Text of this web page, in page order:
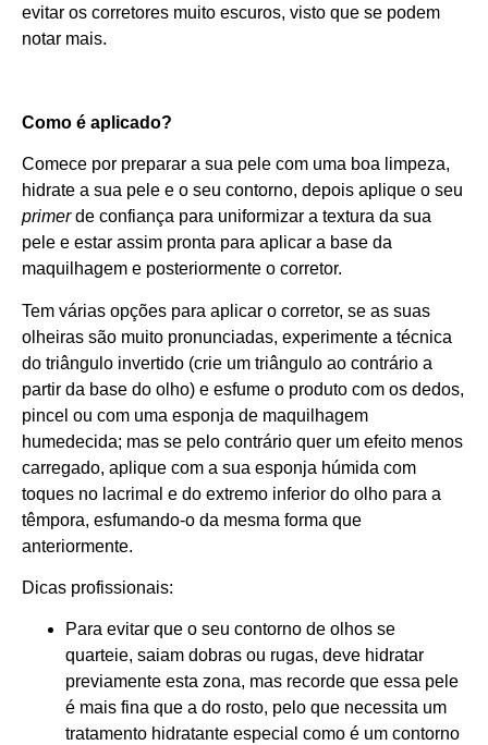
evitar os corretores muito escuros, visto que se podem
notar mais.
Como é aplicado?
Comece por preparar a sua pele com uma boa limpeza,
hidrate a sua pele e o seu contorno, depois aplique o seu
primerde confiança para uniformizar a textura da sua
pele e estar assim pronta para aplicar a base da
maquilhagem e posteriormente o corretor.
Tem várias opções para aplicar o corretor, se as suas
olheiras são muito pronunciadas, experimente a técnica
do triângulo invertido (crie um triângulo ao contrário a
partir da base do olho) e esfume o produto com os dedos,
pincel ou com uma esponja de maquilhagem
humedecida; mas se pelo contrário quer um efeito menos
carregado, aplique com a sua esponja húmida com
toques no lacrimal e do extremo inferior do olho para a
têmpora, esfumando-o da mesma forma que
anteriormente.
Dicas profissionais:
Para evitar que o seu contorno de olhos se
quarteie, saiam dobras ou rugas, deve hidratar
previamente esta zona, mas recorde que essa pele
é mais fina que a do rosto, pelo que necessita um
tratamento hidratante especial como é um contorno